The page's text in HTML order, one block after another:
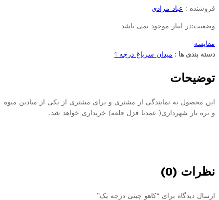
فروشنده : عباد مرادی
وضعیت:در انبار موجود نمی باشد
مقایسه
دسته بندی ها : میدان سرباغ درجه 1
توضیحات
این محصول به نمایندگی از مشتری و برای مشتری از یکی از میادین میوه
و تره بار شهرداری( عمدتا قزل فلعه) خریداری خواهد شد.
نظرات (0)
ارسال دیدگاه برای “کاهو چینی درجه یک”